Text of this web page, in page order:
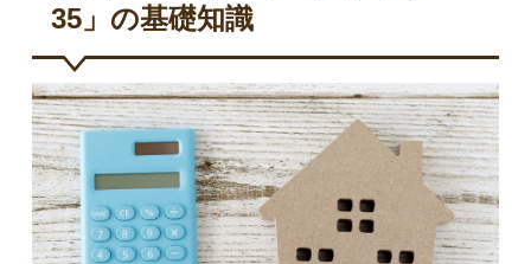
35」の基礎知識